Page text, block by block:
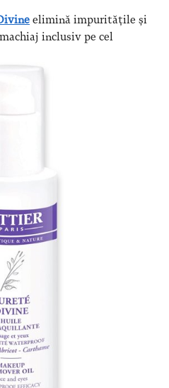
elimină impuritățile și
inclusiv pe cel